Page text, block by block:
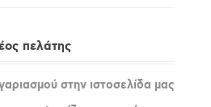
πελάτης
στην ιστοσελίδα μας